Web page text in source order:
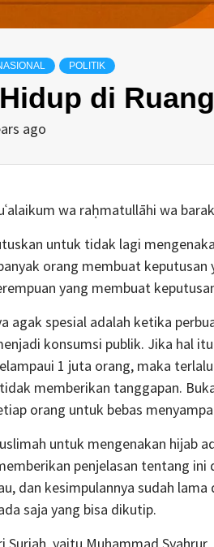
POLITIK
di
ago
wa raḥmatullāhi wa
untuk tidak lagi
orang membuat
yang membuat
agak spesial adalah ketika
konsumsi publik. Jika hal
1 juta orang, maka
memberikan tanggapan.
orang untuk bebas
untuk mengenakan hijab
penjelasan tentang
dan kesimpulannya sudah
saja yang bisa dikutip.